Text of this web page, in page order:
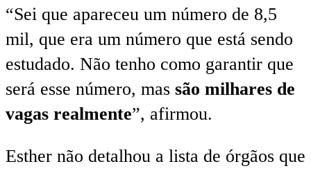
“Sei que apareceu um número de 8,5
mil, que era um número que está sendo
estudado. Não tenho como garantir que
será esse número, mas são milhares de
vagas realmente”, afirmou.
Esther não detalhou a lista de órgãos que